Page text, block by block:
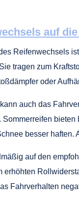
auf
Reifenwechsels
tragen zum
oder
auch das
besser
auf den
erhöhten
Fahrverhalten